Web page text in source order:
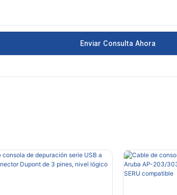
Enviar Consulta Ahora